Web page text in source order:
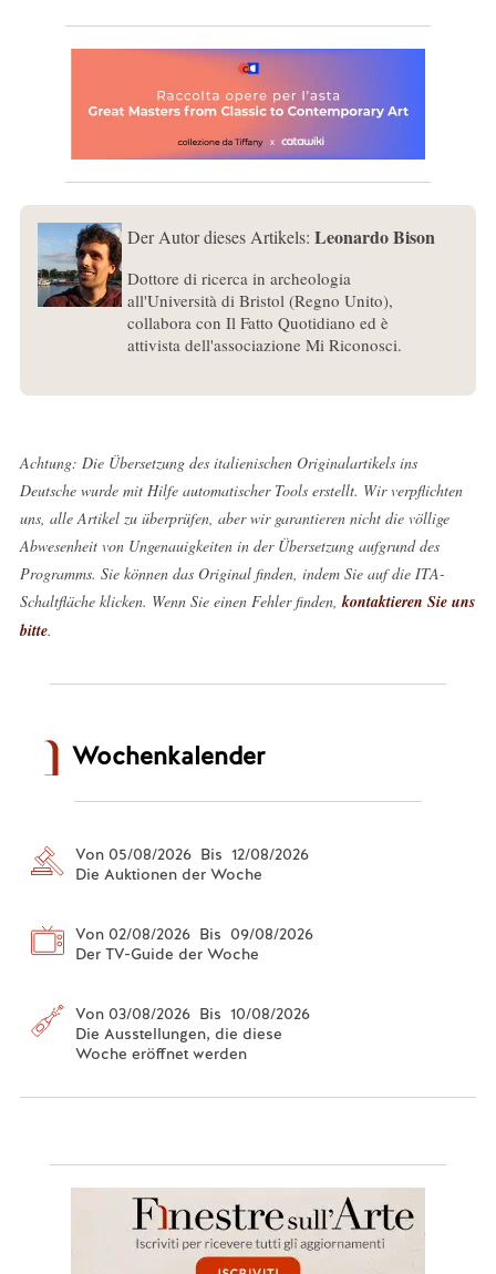
Der Autor dieses Artikels: Leonardo Bison
Dottore di ricerca in archeologia
all'Università di Bristol (Regno Unito),
collabora con Il Fatto Quotidiano ed è
attivista dell'associazione Mi Riconosci.
Achtung: Die Übersetzung des italienischen Originalartikels ins
Deutsche wurde mit Hilfe automatischer Tools erstellt. Wir verpflichten
uns, alle Artikel zu überprüfen, aber wir garantieren nicht die völlige
Abwesenheit von Ungenauigkeiten in der Übersetzung aufgrund des
Programms. Sie können das Original finden, indem Sie auf die ITA-
Schaltfläche klicken. Wenn Sie einen Fehler finden, kontaktieren Sie uns
bitte.
Wochenkalender
Von 05/08/2026 Bis 12/08/2026
Die Auktionen der Woche
Von 02/08/2026 Bis 09/08/2026
Der TV-Guide der Woche
Von 03/08/2026 Bis 10/08/2026
Die Ausstellungen, die diese
Woche eröffnet werden